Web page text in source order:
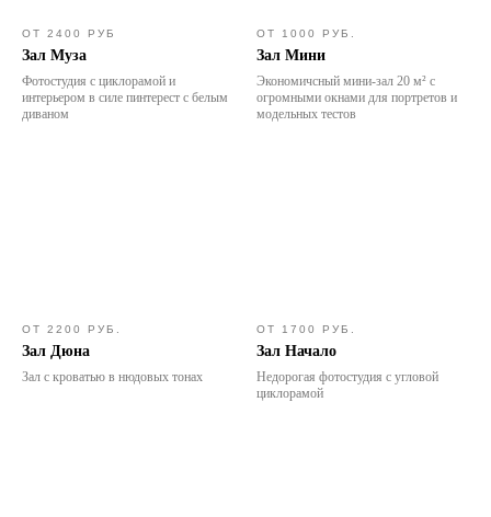
ОТ 2400 РУБ
Зал Муза
Фотостудия с циклорамой и
интерьером в силе пинтерест с белым
диваном
ОТ 1000 РУБ.
Зал Мини
Экономичсный мини-зал 20 м² с
огромными окнами для портретов и
модельных тестов
ОТ 2200 РУБ.
Зал Дюна
Зал с кроватью в нюдовых тонах
ОТ 1700 РУБ.
Зал Начало
Недорогая фотостудия с угловой
циклорамой